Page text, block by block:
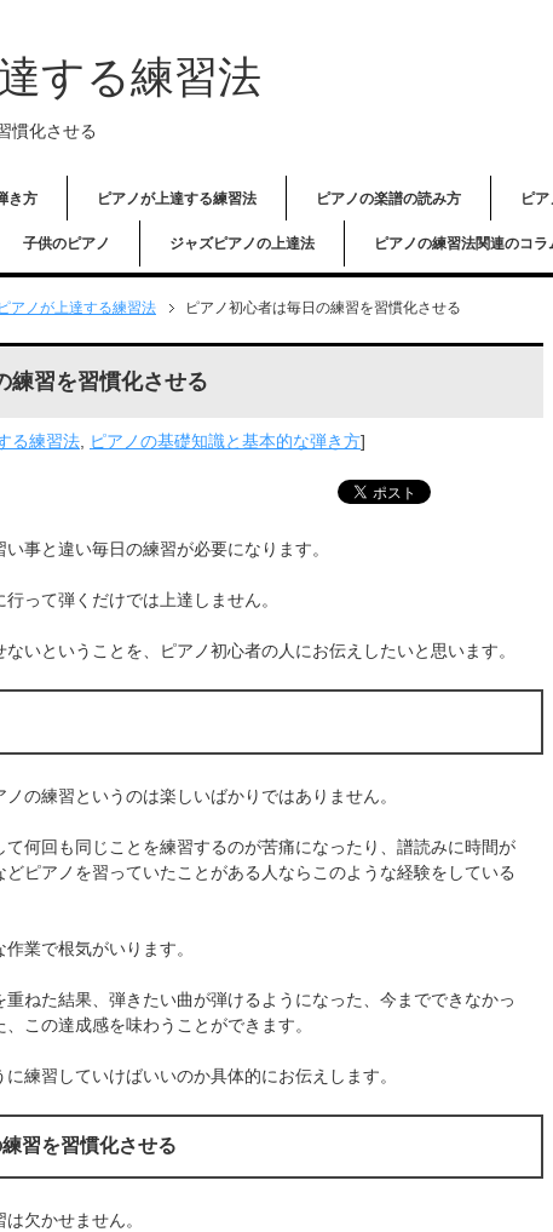
する練習法
慣化させる
き方 ピアノが上達する練習法 ピアノの楽譜の読み方 ピ
子供のピアノ ジャズピアノの上達法 ピアノの練習法関連のコラ
ピアノが上達する練習法 ピアノ初心者は毎日の練習を習慣化させる
練習を習慣化させる
る練習法 ピアノの基礎知識と基本的な弾き方]
事と違い毎日の練習が必要になります。
って弾くだけでは上達しません。
いということを、ピアノ初心者の人にお伝えしたいと思います。
の練習というのは楽しいばかりではありません。
何回も同じことを練習するのが苦痛になったり、譜読みに時間が
ピアノを習っていたことがある人ならこのような経験をしている
業で根気がいります。
重ねた結果、弾きたい曲が弾けるようになった、今までできなかっ
この達成感を味わうことができます。
練習していけばいいのか具体的にお伝えします。
習を習慣化させる
欠かせません。